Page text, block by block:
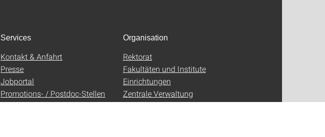
Services
Kontakt & Anfahrt
Presse
Jobportal
Promotions- / Postdoc-Stellen
Organisation
Rektorat
Fakultäten und Institute
Einrichtungen
Zentrale Verwaltung